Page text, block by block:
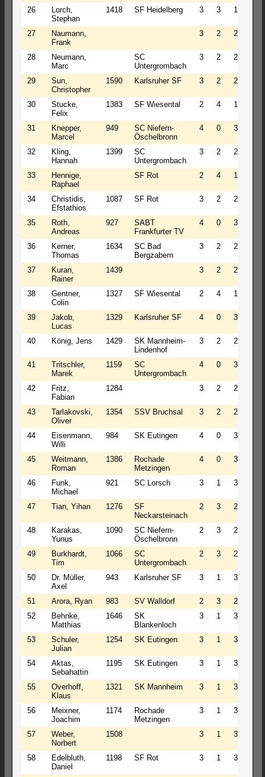
26
Lorch,
Stephan
1418 SF Heidelberg 3 3 1
27
Naumann,
Frank
3 2 2
28
Neumann,
Marc
SC
Untergrombach
3 2 2
29
Sun,
Christopher
1590 Karlsruher SF 3 2 2
30
Stucke,
Felix
1383 SF Wiesental 2 4 1
31
Knepper,
Marcel
949
SC Niefern-
Öschelbronn
4 0 3
32
Kling,
Hannah
1399
SC
Untergrombach
3 2 2
33
Hennige,
Raphael
SF Rot 2 4 1
34
Christidis,
Efstathios
1087 SF Rot 3 2 2
35
Roth,
Andreas
927
SABT
Frankfurter TV
4 0 3
36
Kerner,
Thomas
1634
SC Bad
Bergzabern
3 2 2
37
Kuran,
Rainer
1439 3 2 2
38
Gentner,
Colin
1327 SF Wiesental 2 4 1
39
Jakob,
Lucas
1329 Karlsruher SF 4 0 3
40 König, Jens 1429
SK Mannheim-
Lindenhof
3 2 2
41
Tritschler,
Marek
1159
SC
Untergrombach
4 0 3
42
Fritz,
Fabian
1284 3 2 2
43
Tarlakovski,
Oliver
1354 SSV Bruchsal 3 2 2
44
Eisenmann,
Willi
984 SK Eutingen 4 0 3
45
Weitmann,
Roman
1386
Rochade
Metzingen
4 0 3
46
Funk,
Michael
921 SC Lorsch 3 1 3
47 Tian, Yihan 1276
SF
Neckarsteinach
2 3 2
48
Karakas,
Yunus
1090
SC Niefern-
Öschelbronn
2 3 2
49
Burkhardt,
Tim
1066
SC
Untergrombach
2 3 2
50
Dr. Müller,
Axel
943 Karlsruher SF 3 1 3
51 Arora, Ryan 983 SV Walldorf 2 3 2
52
Behnke,
Matthias
1646
SK
Blankenloch
3 1 3
53
Schuler,
Julian
1254 SK Eutingen 3 1 3
54
Aktas,
Sebahattin
1195 SK Eutingen 3 1 3
55
Overhoff,
Klaus
1321 SK Mannheim 3 1 3
56
Meixner,
Joachim
1174
Rochade
Metzingen
3 1 3
57
Weber,
Norbert
1508 3 1 3
58
Edelbluth,
Daniel
1198 SF Rot 3 1 3